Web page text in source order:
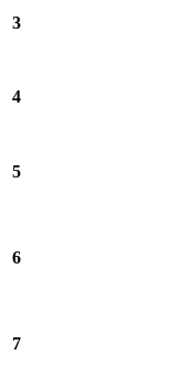
3
4
5
6
7